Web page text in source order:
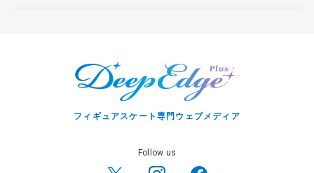
フィギュアスケート専門ウェブメディア
Follow us